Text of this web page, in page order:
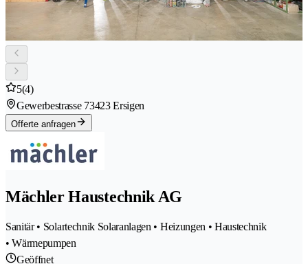
5(4)
Gewerbestrasse 73423 Ersigen
Offerte anfragen
Mächler Haustechnik AG
Sanitär • Solartechnik Solaranlagen • Heizungen • Haustechnik
• Wärmepumpen
Geöffnet